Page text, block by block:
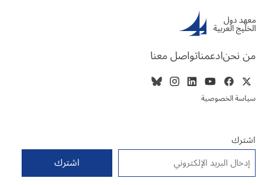
من نحنادعمناتواصل معنا
سياسة الخصوصية
اشترك
البريد الإلكتروني *